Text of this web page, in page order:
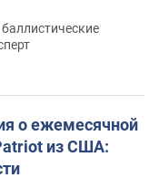
о ежемесячной
из США: